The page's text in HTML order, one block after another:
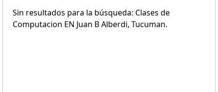
Sin resultados para la búsqueda: Clases de
Computacion EN Juan B Alberdi, Tucuman.